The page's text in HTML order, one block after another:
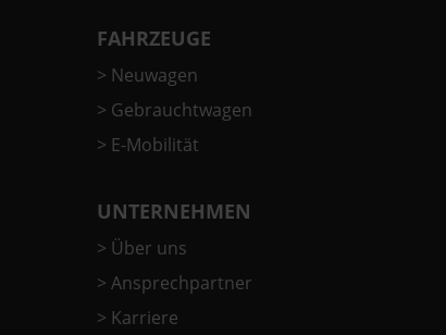
FAHRZEUGE
> Neuwagen
> Gebrauchtwagen
> E-Mobilität
UNTERNEHMEN
> Über uns
> Ansprechpartner
> Karriere